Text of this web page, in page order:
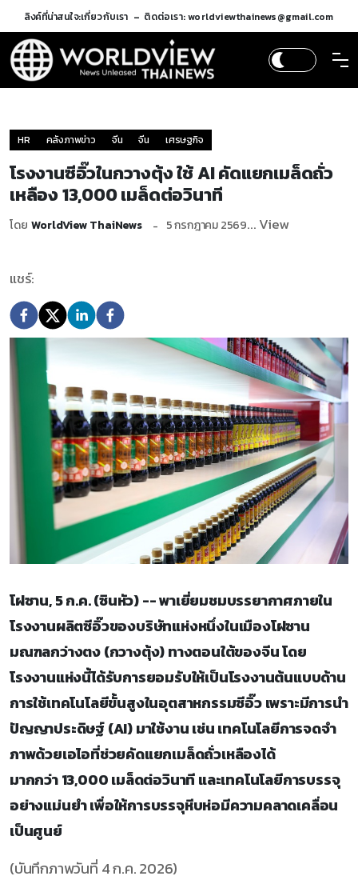
ลิงค์ที่น่าสนใจ:เกี่ยวกับเรา ติดต่อเรา: worldviewthainews@gmail.com
HR คลังภาพข่าว จีน จีน เศรษฐกิจ
โรงงานซีอิ๊วในกวางตุ้ง ใช้ AI คัดแยกเมล็ดถั่ว
เหลือง 13,000 เมล็ดต่อวินาที
โดย WorldView ThaiNews 5 กรกฎาคม 2569... View
แชร์:
โฝซาน, 5 ก.ค. (ซินหัว) -- พาเยี่ยมชมบรรยากาศภายใน
โรงงานผลิตซีอิ๊วของบริษัทแห่งหนึ่งในเมืองโฝซาน
มณฑลกว่างตง (กวางตุ้ง) ทางตอนใต้ของจีน โดย
โรงงานแห่งนี้ได้รับการยอมรับให้เป็นโรงงานต้นแบบด้าน
การใช้เทคโนโลยีขั้นสูงในอุตสาหกรรมซีอิ๊ว เพราะมีการนำ
ปัญญาประดิษฐ์ (AI) มาใช้งาน เช่น เทคโนโลยีการจดจำ
ภาพด้วยเอไอที่ช่วยคัดแยกเมล็ดถั่วเหลืองได้
มากกว่า 13,000 เมล็ดต่อวินาที และเทคโนโลยีการบรรจุ
อย่างแม่นยำ เพื่อให้การบรรจุหีบห่อมีความคลาดเคลื่อน
เป็นศูนย์
(บันทึกภาพวันที่ 4 ก.ค. 2026)